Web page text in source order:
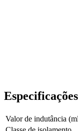
Especificações
Valor de indutância